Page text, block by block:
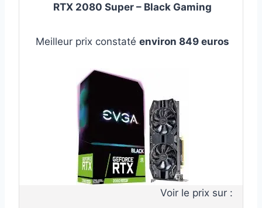
RTX 2080 Super – Black Gaming
Meilleur prix constaté environ 849 euros
Voir le prix sur :